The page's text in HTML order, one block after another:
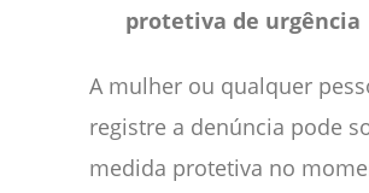
protetiva de urgência
A mulher ou qualquer
registre a denúncia pode
medida protetiva no